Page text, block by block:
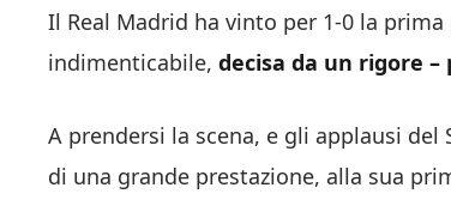
Il Real Madrid ha vinto per 1-0 la
indimenticabile, decisa da un rigore
A prendersi la scena, e gli applausi del
di una grande prestazione, alla sua